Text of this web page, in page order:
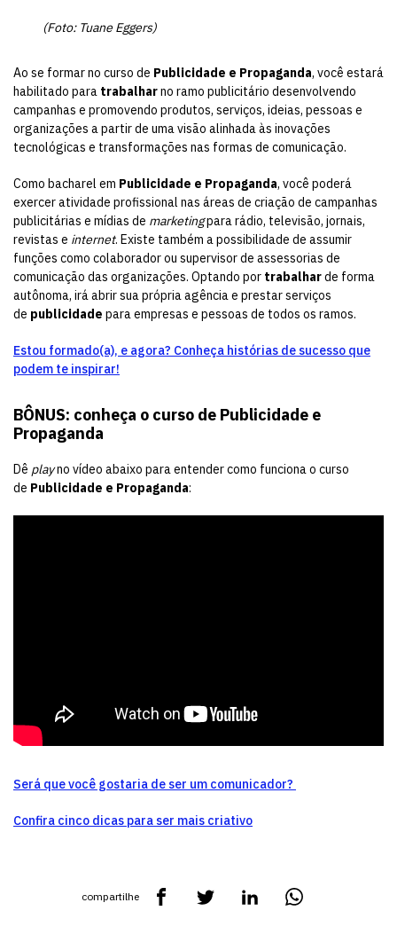
(Foto: Tuane Eggers)
Ao se formar no curso de Publicidade e Propaganda, você estará
habilitado para trabalharno ramo publicitário desenvolvendo
campanhas e promovendo produtos, serviços, ideias, pessoas e
organizações a partir de uma visão alinhada às inovações
tecnológicas e transformações nas formas de comunicação.
Como bacharel em Publicidade e Propaganda, você poderá
exercer atividade profissional nas áreas de criação de campanhas
publicitárias e mídias de marketingpara rádio, televisão, jornais,
revistas e internet. Existe também a possibilidade de assumir
funções como colaborador ou supervisor de assessorias de
comunicação das organizações. Optando por trabalharde forma
autônoma, irá abrir sua própria agência e prestar serviços
de publicidade para empresas e pessoas de todos os ramos.
Estou formado(a), e agora? Conheça histórias de sucesso que
podem te inspirar!
BÔNUS: conheça o curso de Publicidade e
Propaganda
Dê playno vídeo abaixo para entender como funciona o curso
de Publicidade e Propaganda:
Será que você gostaria de ser um comunicador?
Confira cinco dicas para ser mais criativo
compartilhe